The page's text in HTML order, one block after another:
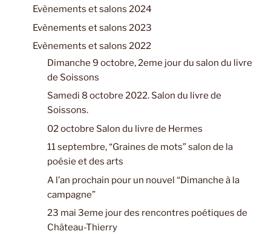
Evènements et salons 2024
Evènements et salons 2023
Evènements et salons 2022
Dimanche 9 octobre, 2eme jour du salon du livre
de Soissons
Samedi 8 octobre 2022. Salon du livre de
Soissons.
02 octobre Salon du livre de Hermes
11 septembre, “Graines de mots” salon de la
poésie et des arts
A l’an prochain pour un nouvel “Dimanche à la
campagne”
23 mai 3eme jour des rencontres poétiques de
Château-Thierry